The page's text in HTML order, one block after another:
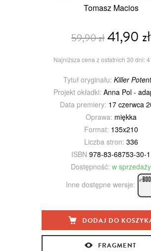
Tomasz Macios
59,90 zł41,90 zł
Najniższa cena z ostatnich 30 dni:
Tytuł oryginału: Killer
Projekt okładki: Anna Pol -
Data premiery: 17 czerwca
Oprawa: miękka
Format: 135x210
Liczba stron: 336
ISBN 978-83-68753-30-1
Dostępność: w sprzedaży
Inne dostępne wersje:
DODAJ DO
FRAGMENT